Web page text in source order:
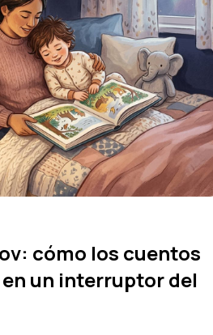
cómo los cuentos
un interruptor del